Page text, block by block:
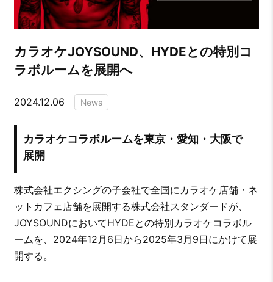
カラオケJOYSOUND、HYDEとの特別コ
ラボルームを展開へ
2024.12.06 News
カラオケコラボルームを東京・愛知・大阪で
展開
株式会社エクシングの子会社で全国にカラオケ店舗・ネ
ットカフェ店舗を展開する株式会社スタンダードが、
JOYSOUNDにおいてHYDEとの特別カラオケコラボル
ームを、2024年12月6日から2025年3月9日にかけて展
開する。